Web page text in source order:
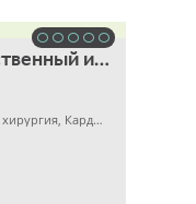
Челябинский государственный институт лазерной хирургии
Медицинский центр, Пластическая хирургия, Кардиология